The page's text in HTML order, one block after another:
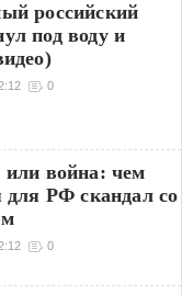
российский
под воду и
0
или война: чем
для РФ скандал со
0